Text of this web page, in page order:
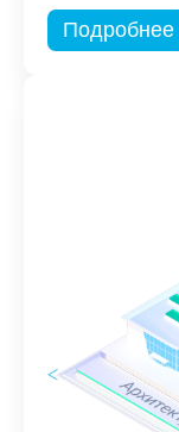
Подробнее